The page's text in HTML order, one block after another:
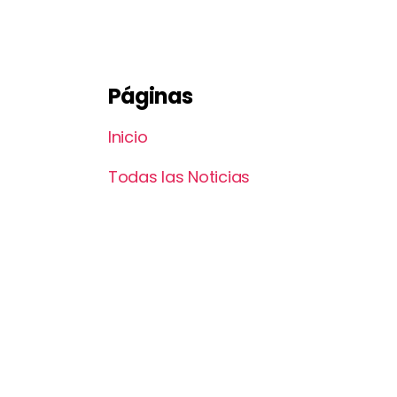
Páginas
Inicio
Todas las Noticias